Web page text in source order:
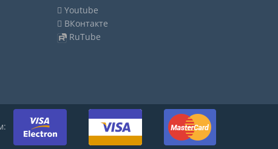
Youtube
ВКонтакте
RuTube